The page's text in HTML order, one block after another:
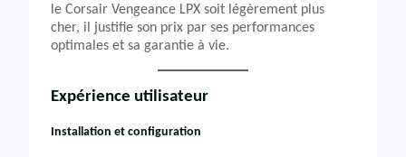
le Corsair Vengeance LPX soit légèrement plus
cher, il justifie son prix par ses performances
optimales et sa garantie à vie.
Expérience utilisateur
Installation et configuration